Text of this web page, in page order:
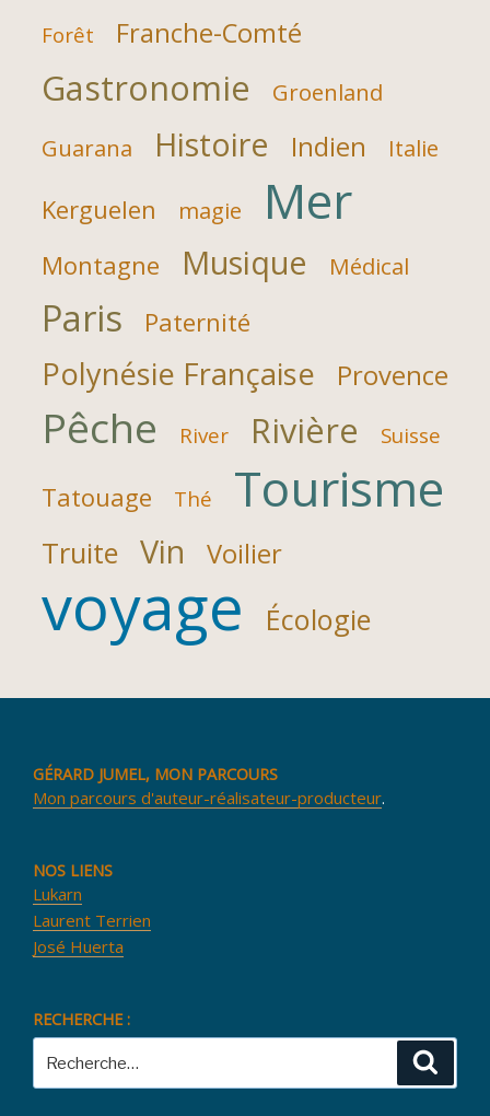
Forêt
Franche-Comté
Gastronomie
Groenland
Guarana
Histoire Indien Italie
Kerguelen magie Mer
Montagne Musique Médical
Paris Paternité
Polynésie Française Provence
Pêche River Rivière Suisse
Tatouage Thé Tourisme
Truite Vin Voilier
voyage Écologie
GÉRARD JUMEL, MON PARCOURS
Mon parcours d'auteur-réalisateur-producteur.
NOS LIENS
Lukarn
Laurent Terrien
José Huerta
RECHERCHE :